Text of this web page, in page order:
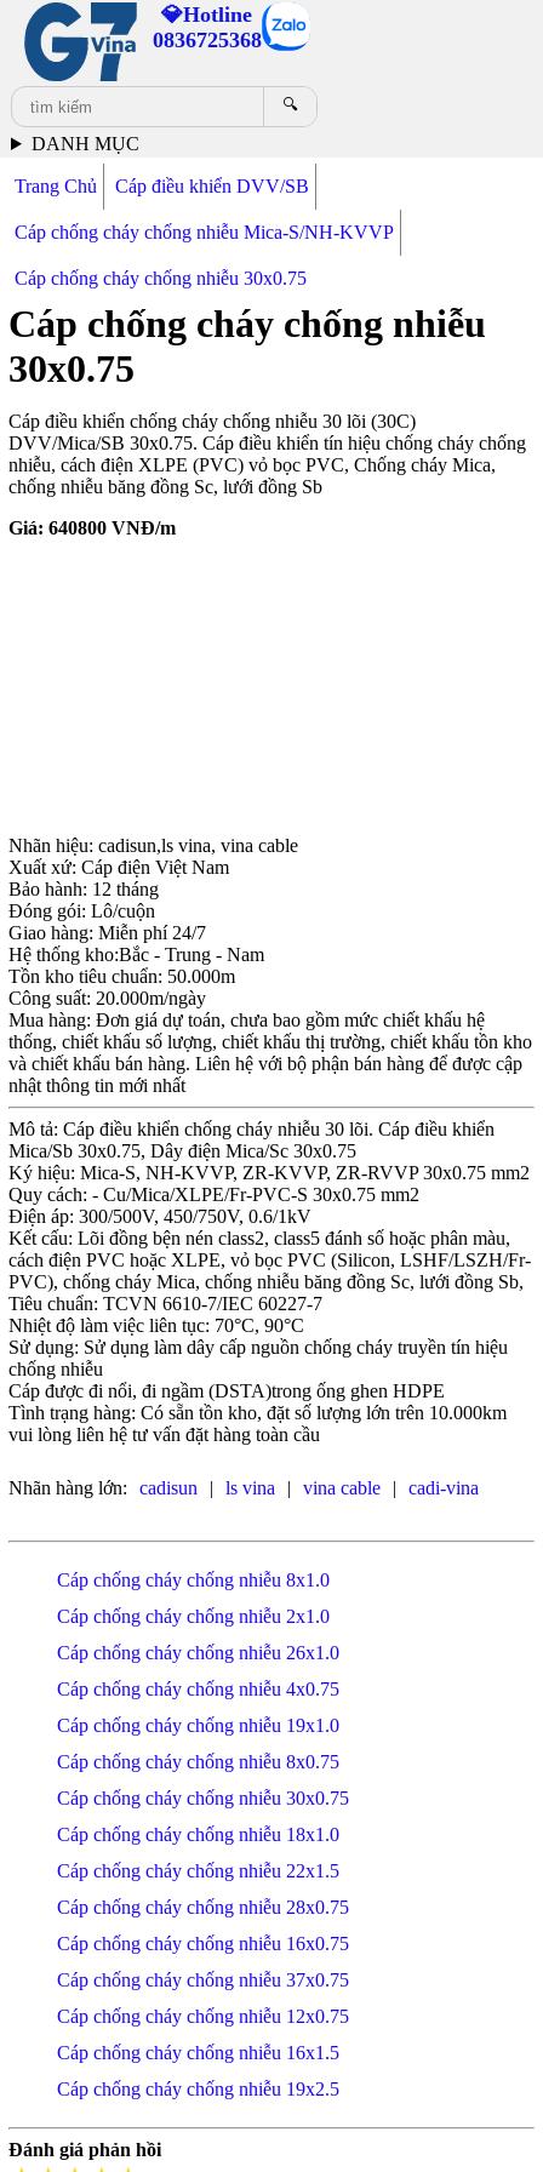
💎Hotline
0836725368
🔍
DANH MỤC
Trang Chủ Cáp điều khiển DVV/SB
Cáp chống cháy chống nhiễu Mica-S/NH-KVVP
Cáp chống cháy chống nhiễu 30x0.75
Cáp chống cháy chống nhiễu
30x0.75
Cáp điều khiển chống cháy chống nhiễu 30 lõi (30C)
DVV/Mica/SB 30x0.75. Cáp điều khiển tín hiệu chống cháy chống
nhiễu, cách điện XLPE (PVC) vỏ bọc PVC, Chống cháy Mica,
chống nhiễu băng đồng Sc, lưới đồng Sb
Giá: 640800VNĐ/m
Nhãn hiệu: cadisun,ls vina, vina cable
Xuất xứ: Cáp điện Việt Nam
Bảo hành: 12 tháng
Đóng gói: Lô/cuộn
Giao hàng: Miễn phí 24/7
Hệ thống kho:Bắc - Trung - Nam
Tồn kho tiêu chuẩn: 50.000m
Công suất: 20.000m/ngày
Mua hàng: Đơn giá dự toán, chưa bao gồm mức chiết khấu hệ
thống, chiết khấu số lượng, chiết khấu thị trường, chiết khấu tồn kho
và chiết khấu bán hàng. Liên hệ với bộ phận bán hàng để được cập
nhật thông tin mới nhất
Mô tả: Cáp điều khiển chống cháy nhiễu 30 lõi. Cáp điều khiển
Mica/Sb 30x0.75, Dây điện Mica/Sc 30x0.75
Ký hiệu: Mica-S, NH-KVVP, ZR-KVVP, ZR-RVVP 30x0.75 mm2
Quy cách: - Cu/Mica/XLPE/Fr-PVC-S 30x0.75 mm2
Điện áp: 300/500V, 450/750V, 0.6/1kV
Kết cấu: Lõi đồng bện nén class2, class5 đánh số hoặc phân màu,
cách điện PVC hoặc XLPE, vỏ bọc PVC (Silicon, LSHF/LSZH/Fr-
PVC), chống cháy Mica, chống nhiễu băng đồng Sc, lưới đồng Sb,
Tiêu chuẩn: TCVN 6610-7/IEC 60227-7
Nhiệt độ làm việc liên tục: 70°C, 90°C
Sử dụng: Sử dụng làm dây cấp nguồn chống cháy truyền tín hiệu
chống nhiễu
Cáp được đi nổi, đi ngầm (DSTA)trong ống ghen HDPE
Tình trạng hàng: Có sẵn tồn kho, đặt số lượng lớn trên 10.000km
vui lòng liên hệ tư vấn đặt hàng toàn cầu
Nhãn hàng lớn: cadisun | ls vina | vina cable | cadi-vina
Cáp chống cháy chống nhiễu 8x1.0
Cáp chống cháy chống nhiễu 2x1.0
Cáp chống cháy chống nhiễu 26x1.0
Cáp chống cháy chống nhiễu 4x0.75
Cáp chống cháy chống nhiễu 19x1.0
Cáp chống cháy chống nhiễu 8x0.75
Cáp chống cháy chống nhiễu 30x0.75
Cáp chống cháy chống nhiễu 18x1.0
Cáp chống cháy chống nhiễu 22x1.5
Cáp chống cháy chống nhiễu 28x0.75
Cáp chống cháy chống nhiễu 16x0.75
Cáp chống cháy chống nhiễu 37x0.75
Cáp chống cháy chống nhiễu 12x0.75
Cáp chống cháy chống nhiễu 16x1.5
Cáp chống cháy chống nhiễu 19x2.5
Đánh giá phản hồi